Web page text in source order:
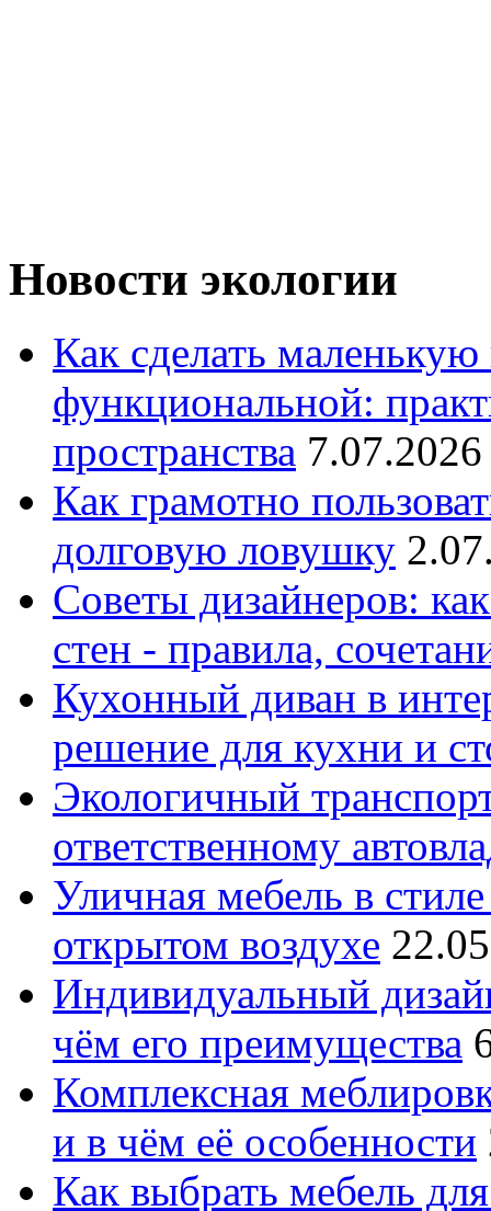
Новости экологии
Как сделать
функциональной:
пространства
Как грамотно
долговую ловушку
Советы дизайнеров:
стен - правила,
Кухонный диван в
решение для кухни и
Экологичный
ответственному
Уличная мебель в
открытом воздухе
Индивидуальный
чём его преимущества
Комплексная
и в чём её особенности
Как выбрать мебель